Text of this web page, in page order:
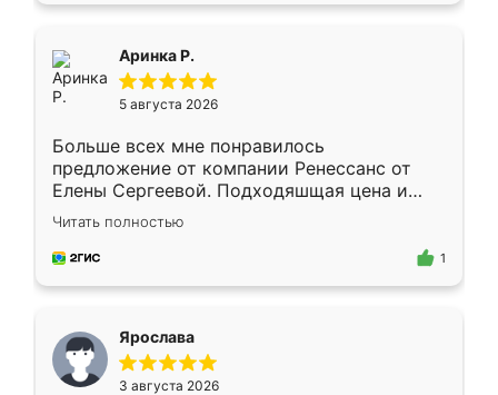
Аринка Р.
5 августа 2026
Больше всех мне понравилось
предложение от компании Ренессанс от
Елены Сергеевой. Подходяшщая цена и
короткие сроки изготовления. Приехавший
для замера сотрудник Владислав
предложил по моему эскизу самый
Читать полностью
1
Ярослава
3 августа 2026